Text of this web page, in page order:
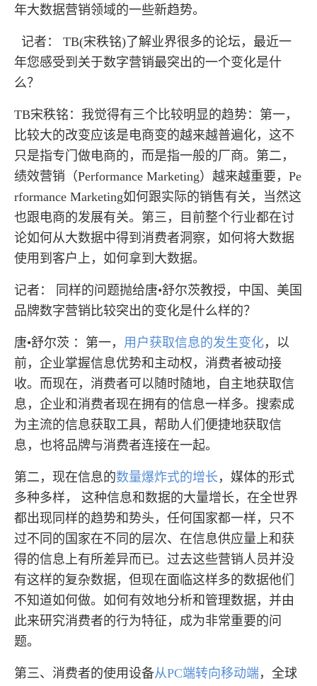
年大数据营销领域的一些新趋势。
记者： TB(宋秩铭)了解业界很多的论坛，最近一
年您感受到关于数字营销最突出的一个变化是什
么？
TB宋秩铭：我觉得有三个比较明显的趋势：第一，
比较大的改变应该是电商变的越来越普遍化，这不
只是指专门做电商的，而是指一般的厂商。第二，
绩效营销（Performance Marketing）越来越重要，Pe
rformance Marketing如何跟实际的销售有关，当然这
也跟电商的发展有关。第三，目前整个行业都在讨
论如何从大数据中得到消费者洞察，如何将大数据
使用到客户上，如何拿到大数据。
记者： 同样的问题抛给唐•舒尔茨教授，中国、美国
品牌数字营销比较突出的变化是什么样的？
唐•舒尔茨 ：第一， 用户获取信息的发生变化，以
前，企业掌握信息优势和主动权，消费者被动接
收。而现在，消费者可以随时随地，自主地获取信
息，企业和消费者现在拥有的信息一样多。搜索成
为主流的信息获取工具，帮助人们便捷地获取信
息，也将品牌与消费者连接在一起。
第二，现在信息的数量爆炸式的增长 ，媒体的形式
多种多样， 这种信息和数据的大量增长，在全世界
都出现同样的趋势和势头，任何国家都一样，只不
过不同的国家在不同的层次、在信息供应量上和获
得的信息上有所差异而已。过去这些营销人员并没
有这样的复杂数据，但现在面临这样多的数据他们
不知道如何做。如何有效地分析和管理数据，并由
此来研究消费者的行为特征，成为非常重要的问
题。
第三、消费者的使用设备从PC端转向移动端，全球